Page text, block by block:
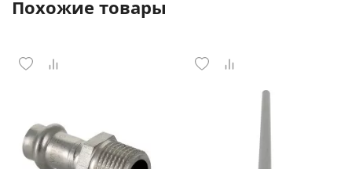
Похожие товары